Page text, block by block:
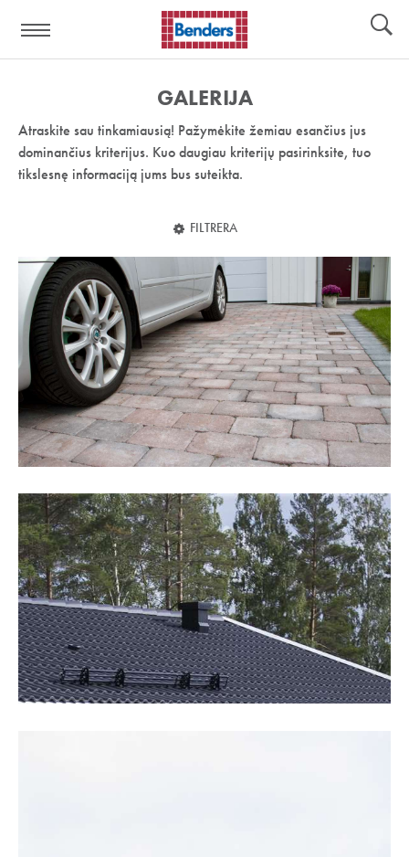
nuoroda:
GALERIJA
Atraskite sau tinkamiausią! Pažymėkite žemiau esančius jus
dominančius kriterijus. Kuo daugiau kriterijų pasirinksite, tuo
tikslesnę informaciją jums bus suteikta.
FILTRERA